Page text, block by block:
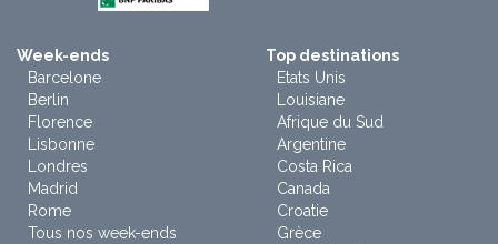
Week-ends
Barcelone
Berlin
Florence
Lisbonne
Londres
Madrid
Rome
Tous nos week-ends
Top destinations
Etats Unis
Louisiane
Afrique du Sud
Argentine
Costa Rica
Canada
Croatie
Grèce